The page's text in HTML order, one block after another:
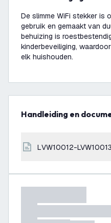
De slimme WiFi stekker is
gebruik en gemaakt van
behuizing is
kinderbeveiliging,
elk huishouden.
Handleiding en
LVW10012-